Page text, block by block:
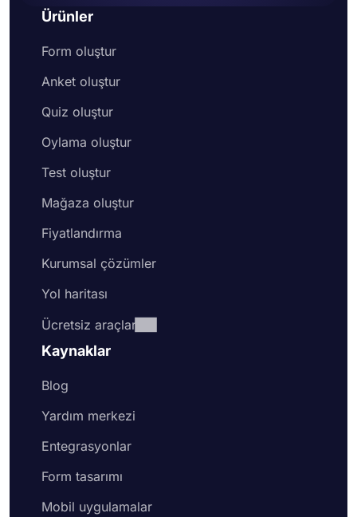
Ürünler
Form oluştur
Anket oluştur
Quiz oluştur
Oylama oluştur
Test oluştur
Mağaza oluştur
Fiyatlandırma
Kurumsal çözümler
Yol haritası
Ücretsiz araçlar
Kaynaklar
Blog
Yardım merkezi
Entegrasyonlar
Form tasarımı
Mobil uygulamalar